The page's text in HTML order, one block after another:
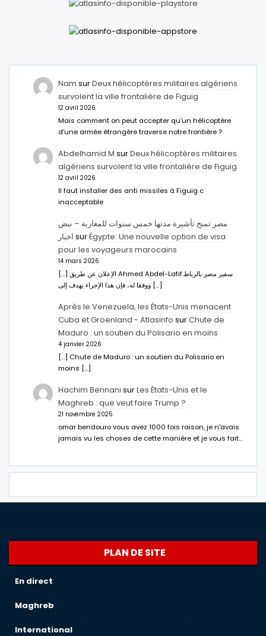
Nam surDeux hélicoptères militaires algériens
survolent la ville frontalière de Figuig
12 avril 2026
Mais comment on peut accepter qu’un hélicoptère
d’une armée étrangère traverse notre frontière ?
Abdelhamid M surDeux hélicoptères militaires
algériens survolent la ville frontalière de Figuig
12 avril 2026
Il faut installer des anti missiles à Figuig c
inacceptable
مصر تمنح تأشيرة مدتها خمس سنوات للمغاربة – نبض
اخبار surÉgypte: Une nouvelle option de visa
pour les voyageurs marocains
14 mars 2026
[…] الإعلان عن طريق Ahmed Abdel-Latifسفير مصر بالرباط.
ووفقا له، فإن هذا الإجراء يهدف إلى […]
Après le Venezuela, les États-Unis menacent
Cuba et Groenland - Atlasinfo surChute de
Maduro : un soutien du Polisario en moins
4 janvier 2026
[…] Chute de Maduro : un soutien du Polisario en
moins […]
Hachim Bennani surLes États-Unis et le
Maghreb : que veut faire Trump ?
21 novembre 2025
omar bendouro vous avez 1000 fois raison, je n'avais
jamais vu les choses de cette manière et je vous fait…
PLAN DE SITE
En direct
Maghreb
International